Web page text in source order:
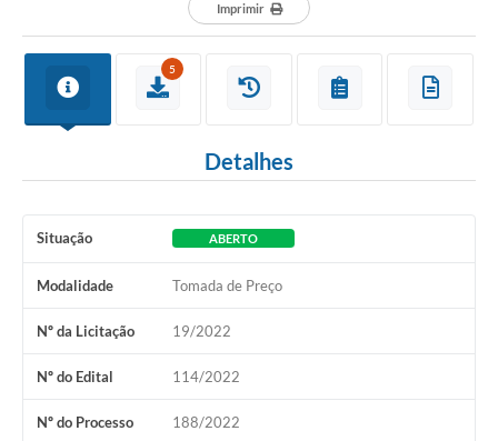
Arquivos para Download
Telefones Úteis
Imprimir
5
Detalhes
Situação ABERTO
Modalidade Tomada de Preço
Nº da Licitação 19/2022
Nº do Edital 114/2022
Nº do Processo 188/2022